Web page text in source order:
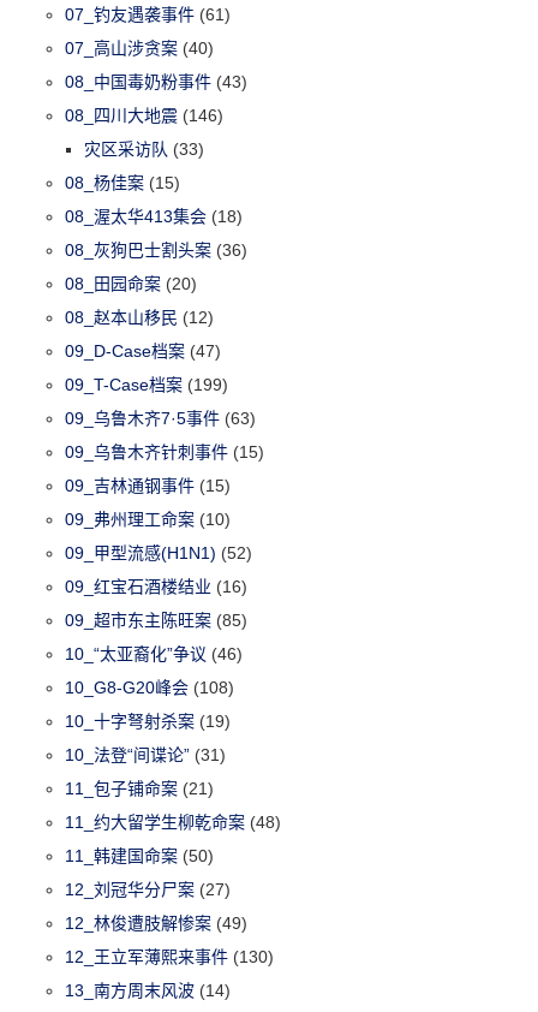
07_钓友遇袭事件 (61)
07_高山涉贪案 (40)
08_中国毒奶粉事件 (43)
08_四川大地震 (146)
灾区采访队 (33)
08_杨佳案 (15)
08_渥太华413集会 (18)
08_灰狗巴士割头案 (36)
08_田园命案 (20)
08_赵本山移民 (12)
09_D-Case档案 (47)
09_T-Case档案 (199)
09_乌鲁木齐7·5事件 (63)
09_乌鲁木齐针刺事件 (15)
09_吉林通钢事件 (15)
09_弗州理工命案 (10)
09_甲型流感(H1N1) (52)
09_红宝石酒楼结业 (16)
09_超市东主陈旺案 (85)
10_“太亚裔化”争议 (46)
10_G8-G20峰会 (108)
10_十字弩射杀案 (19)
10_法登“间谍论” (31)
11_包子铺命案 (21)
11_约大留学生柳乾命案 (48)
11_韩建国命案 (50)
12_刘冠华分尸案 (27)
12_林俊遭肢解惨案 (49)
12_王立军薄熙来事件 (130)
13_南方周末风波 (14)